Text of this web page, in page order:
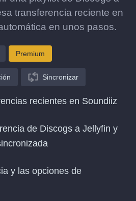
transferencia reciente en
en unos pasos.
Premium
Sincronizar
recientes en Soundiiz
de Discogs a Jellyfin y
y las opciones de